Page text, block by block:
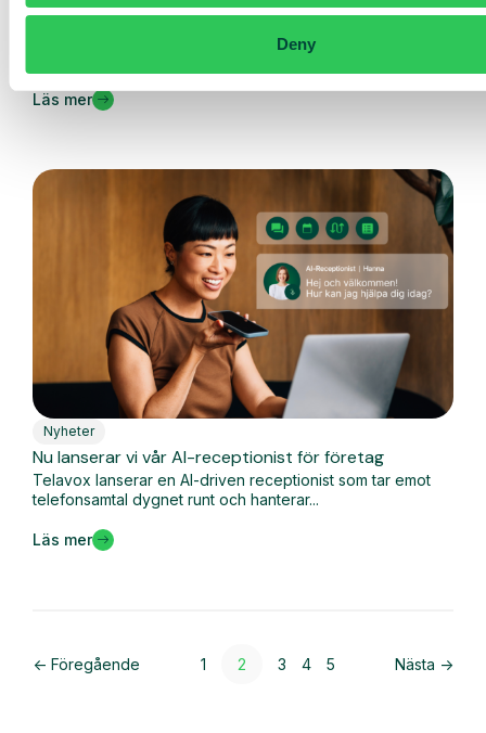
Deny
Ny schemaläggningsfunktion i din växel
Nu kan ni enkelt hantera öppettider och helgdagar i er
Läs mer
Nyheter
Nu lanserar vi vår AI-receptionist för företag
Telavox lanserar en AI-driven receptionist som tar emot
telefonsamtal dygnet runt och hanterar...
Läs mer
<- Föregående 1 2 3 4 5 Nästa ->